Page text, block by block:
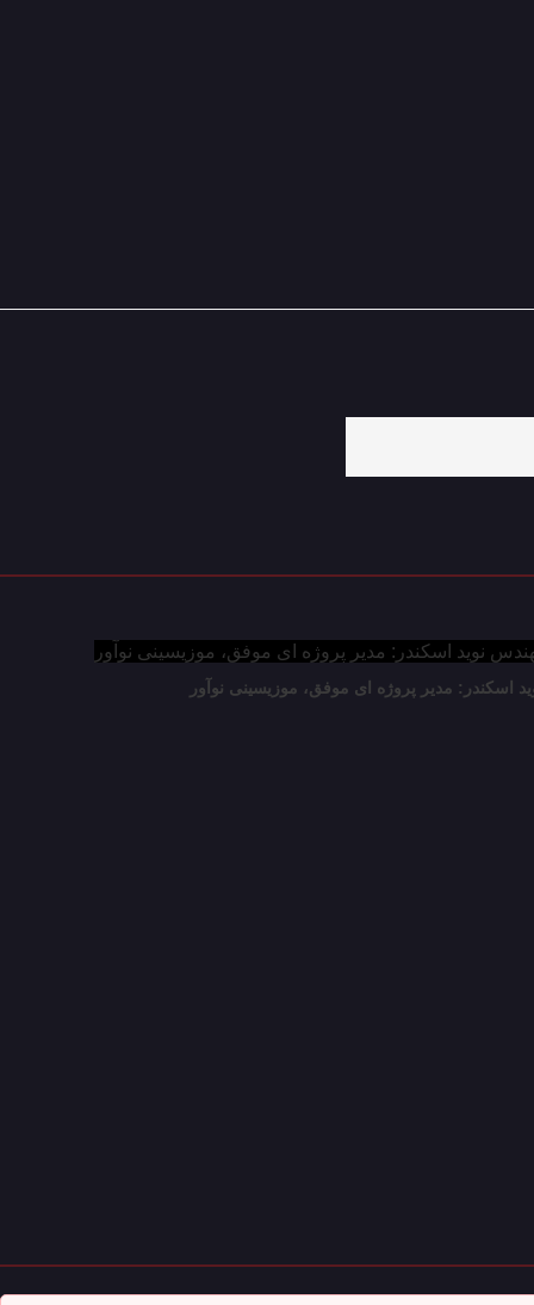
اسکندر: مدیر پروژه ای موفق، موزیسینی نوآور